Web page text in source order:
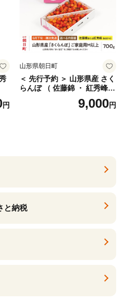
ァーム 愛南町 愛媛県
円
山形県朝日町
＜ 先行予約 ＞ 山形県産 さく
らんぼ （ 佐藤錦 ・ 紅秀峰
） ご家庭用 M以上 700g 【20
26年6月下旬から7月上旬発
9,000円
と納税